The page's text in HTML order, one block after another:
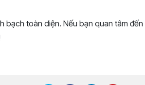
bạch toàn diện. Nếu bạn quan tâm đến